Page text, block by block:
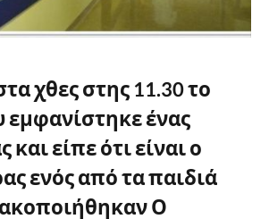
χθες στης 11.30 το
εμφανίστηκε ένας
και είπε ότι είναι ο
ενός από τα παιδιά
Ο